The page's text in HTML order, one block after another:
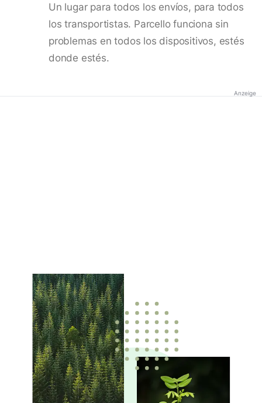
Un lugar para todos los envíos, para todos
los transportistas. Parcello funciona sin
problemas en todos los dispositivos, estés
donde estés.
Anzeige